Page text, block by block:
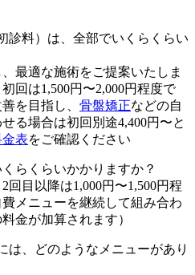
診料）は、全部でいくらくらい
最適な施術をご提案いたしま
回は1,500円〜2,000円程度で
を目指し、 骨盤矯正などの自
る場合は初回別途4,400円〜と
表をご確認ください
らくらいかかりますか？
回目以降は1,000円〜1,500円程
メニューを継続して組み合わ
金が加算されます）
は、どのようなメニューがあり